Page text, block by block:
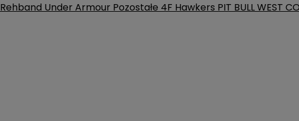
Rehband Under Armour Pozostałe 4F Hawkers PIT BULL WEST